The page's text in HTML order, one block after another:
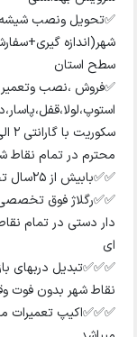
✅تحویل ونصب شیشه
شهر(اندازه
سطح استان
✅فروش ،نصب وتعمیر
محترم در تمام نقاط
✅✅بابیش از 25سال تجربه در صنعت شیشه سکوریت
✅✅رگلاژ فوق
دار دستی در تمام
ای
✅✅✅تبدیل دربهای
نقاط شهر بدون فوت
✅✅✅اکیپ تعمیرات